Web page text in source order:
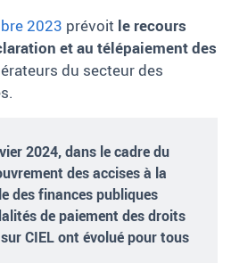
2023 prévoit le recours
et au télépaiement des
du secteur des
2024, dans le cadre du
des accises à la
des finances publiques
de paiement des droits
CIEL ont évolué pour tous